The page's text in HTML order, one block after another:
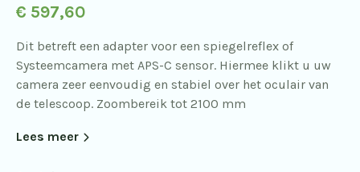
€ 597,60
Dit betreft een adapter voor een spiegelreflex of
Systeemcamera met APS-C sensor. Hiermee klikt u uw
camera zeer eenvoudig en stabiel over het oculair van
de telescoop. Zoombereik tot 2100 mm
Lees meer